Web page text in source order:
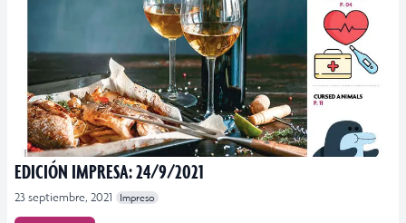
EDICIÓN IMPRESA: 24/9/2021
23 septiembre, 2021 Impreso